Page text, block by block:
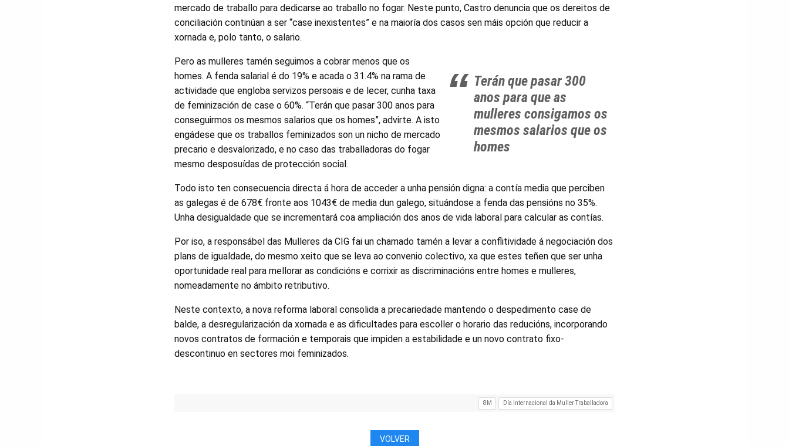
mercado de traballo para dedicarse ao traballo no fogar. Neste punto, Castro denuncia que os dereitos de
conciliación continúan a ser “case inexistentes” e na maioría dos casos sen máis opción que reducir a
xornada e, polo tanto, o salario.
Terán que pasar 300
anos para que as
mulleres consigamos os
mesmos salarios que os
homes
Pero as mulleres tamén seguimos a cobrar menos que os
homes. A fenda salarial é do 19% e acada o 31.4% na rama de
actividade que engloba servizos persoais e de lecer, cunha taxa
de feminización de case o 60%. “Terán que pasar 300 anos para
conseguirmos os mesmos salarios que os homes”, advirte. A isto
engádese que os traballos feminizados son un nicho de mercado
precario e desvalorizado, e no caso das traballadoras do fogar
mesmo desposuídas de protección social.
Todo isto ten consecuencia directa á hora de acceder a unha pensión digna: a contía media que perciben
as galegas é de 678€ fronte aos 1043€ de media dun galego, situándose a fenda das pensións no 35%.
Unha desigualdade que se incrementará coa ampliación dos anos de vida laboral para calcular as contías.
Por iso, a responsábel das Mulleres da CIG fai un chamado tamén a levar a conflitividade á negociación dos
plans de igualdade, do mesmo xeito que se leva ao convenio colectivo, xa que estes teñen que ser unha
oportunidade real para mellorar as condicións e corrixir as discriminacións entre homes e mulleres,
nomeadamente no ámbito retributivo.
Neste contexto, a nova reforma laboral consolida a precariedade mantendo o despedimento case de
balde, a desregularización da xornada e as dificultades para escoller o horario das reducións, incorporando
novos contratos de formación e temporais que impiden a estabilidade e un novo contrato fixo-
descontinuo en sectores moi feminizados.
8M Día Internacional da Muller Traballadora
VOLVER